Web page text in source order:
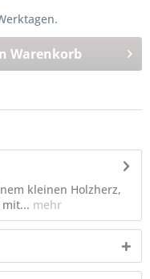
Warenkorb
kleinen Holzherz,
mehr